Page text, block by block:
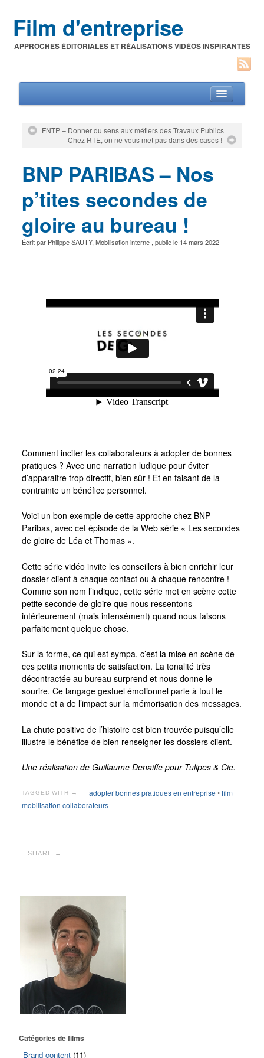
Film d'entreprise
APPROCHES ÉDITORIALES ET RÉALISATIONS VIDÉOS INSPIRANTES
A propos de l’auteur
FNTP – Donner du sens aux métiers des Travaux Publics
Chez RTE, on ne vous met pas dans des cases !
BNP PARIBAS – Nos
p’tites secondes de
gloire au bureau !
Écrit par Philippe SAUTY, Mobilisation interne, publié le 14 mars 2022
Comment inciter les collaborateurs à adopter de bonnes
pratiques ? Avec une narration ludique pour éviter
d’apparaitre trop directif, bien sûr ! Et en faisant de la
contrainte un bénéfice personnel.
Voici un bon exemple de cette approche chez BNP
Paribas, avec cet épisode de la Web série « Les secondes
de gloire de Léa et Thomas ».
Cette série vidéo invite les conseillers à bien enrichir leur
dossier client à chaque contact ou à chaque rencontre !
Comme son nom l’indique, cette série met en scène cette
petite seconde de gloire que nous ressentons
intérieurement (mais intensément) quand nous faisons
parfaitement quelque chose.
Sur la forme, ce qui est sympa, c’est la mise en scène de
ces petits moments de satisfaction. La tonalité très
décontractée au bureau surprend et nous donne le
sourire. Ce langage gestuel émotionnel parle à tout le
monde et a de l’impact sur la mémorisation des messages.
La chute positive de l’histoire est bien trouvée puisqu’elle
illustre le bénéfice de bien renseigner les dossiers client.
Une réalisation de Guillaume Denaiffe pour Tulipes & Cie.
TAGGED WITH → adopter bonnes pratiques en entreprise•film
mobilisation collaborateurs
SHARE →
Catégories de films
Brand content (11)